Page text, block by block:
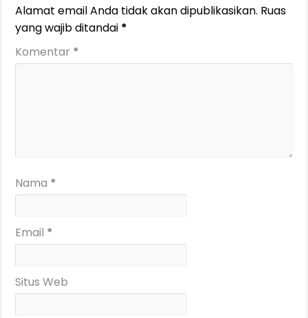
Alamat email Anda tidak akan dipublikasikan. Ruas
yang wajib ditandai *
Komentar *
Nama *
Email *
Situs Web